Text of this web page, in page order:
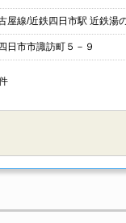
屋線/近鉄四日市駅 近鉄湯
日市市諏訪町５－９